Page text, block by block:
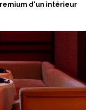
d'un intérieur